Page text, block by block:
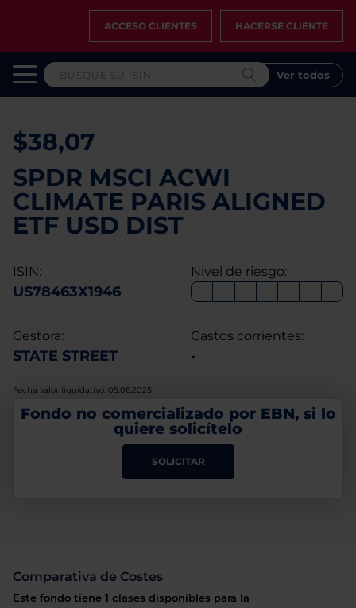
ACCESO CLIENTES HACERSE CLIENTE
Ver todos
$38,07
SPDR MSCI ACWI
CLIMATE PARIS ALIGNED
ETF USD DIST
ISIN:
US78463X1946
Nivel de riesgo:
Gestora:
STATE STREET
Gastos corrientes:
-
Fecha valor liquidativo: 05.06.2025
Fondo no comercializado por EBN, si lo
quiere solicítelo
SOLICITAR
Comparativa de Costes
Este fondo tiene 1 clases disponibles para la